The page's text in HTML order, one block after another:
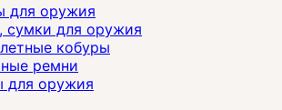
для оружия
сумки для оружия
кобуры
ремни
для оружия